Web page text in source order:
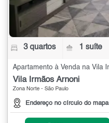
3 quartos 1 suíte
Vila Irmãos Arnoni
Zona Norte - São Paulo
Endereço no círculo do mapa